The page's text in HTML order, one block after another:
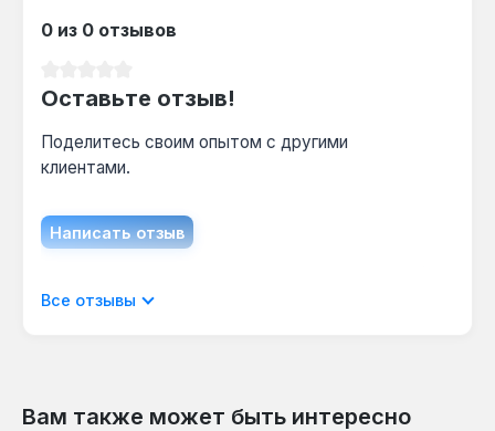
деформации.
Чем отличается от обычного L-ключа?
Стандартная конструкция Toptul AGAS0307
обеспечивает точное калибрование граней по
повреждения шлица на 30% по сравнению с
дешёвыми аналогами.
0 из 0 отзывов
Оставьте отзыв!
Поделитесь своим опытом с другими
клиентами.
Написать отзыв
Отображать отзывы только на текущем
Все отзывы
Вам также может быть интересно